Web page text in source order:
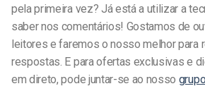
pela primeira vez? Já está a utilizar a
saber nos comentários! Gostamos de
leitores e faremos o nosso melhor para
respostas. E para ofertas exclusivas e
em direto, pode juntar-se ao nosso